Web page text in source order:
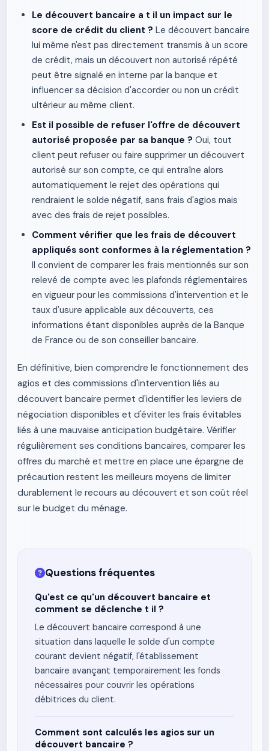
Le découvert bancaire a t il un impact sur le
score de crédit du client ? Le découvert bancaire
lui même n'est pas directement transmis à un score
de crédit, mais un découvert non autorisé répété
peut être signalé en interne par la banque et
influencer sa décision d'accorder ou non un crédit
ultérieur au même client.
Est il possible de refuser l'offre de découvert
autorisé proposée par sa banque ? Oui, tout
client peut refuser ou faire supprimer un découvert
autorisé sur son compte, ce qui entraîne alors
automatiquement le rejet des opérations qui
rendraient le solde négatif, sans frais d'agios mais
avec des frais de rejet possibles.
Comment vérifier que les frais de découvert
appliqués sont conformes à la réglementation ?
Il convient de comparer les frais mentionnés sur son
relevé de compte avec les plafonds réglementaires
en vigueur pour les commissions d'intervention et le
taux d'usure applicable aux découverts, ces
informations étant disponibles auprès de la Banque
de France ou de son conseiller bancaire.
En définitive, bien comprendre le fonctionnement des
agios et des commissions d'intervention liés au
découvert bancaire permet d'identifier les leviers de
négociation disponibles et d'éviter les frais évitables
liés à une mauvaise anticipation budgétaire. Vérifier
régulièrement ses conditions bancaires, comparer les
offres du marché et mettre en place une épargne de
précaution restent les meilleurs moyens de limiter
durablement le recours au découvert et son coût réel
sur le budget du ménage.
Questions fréquentes
Qu'est ce qu'un découvert bancaire et
comment se déclenche t il ?
Le découvert bancaire correspond à une
situation dans laquelle le solde d'un compte
courant devient négatif, l'établissement
bancaire avançant temporairement les fonds
nécessaires pour couvrir les opérations
débitrices du client.
Comment sont calculés les agios sur un
découvert bancaire ?